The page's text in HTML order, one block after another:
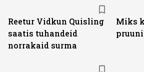
Reetur Vidkun Quisling
saatis tuhandeid
norrakaid surma
Miks